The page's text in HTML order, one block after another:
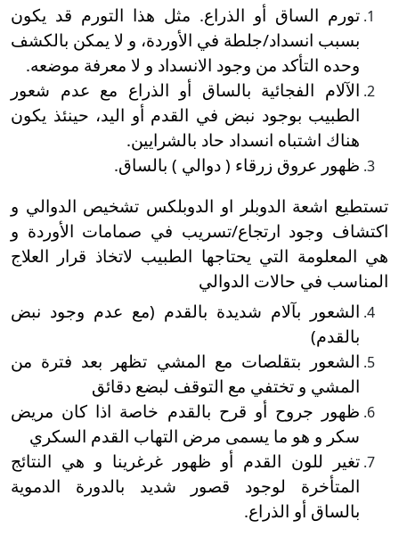
تورم الساق أو الذراع. مثل هذا التورم قد يكون
بسبب انسداد/جلطة في الأوردة، و لا يمكن بالكشف
وحده التأكد من وجود الانسداد و لا معرفة موضعه.
الآلام الفجائية بالساق أو الذراع مع عدم شعور
الطبيب بوجود نبض في القدم أو اليد، حينئذ يكون
هناك اشتباه انسداد حاد بالشرايين.
ظهور عروق زرقاء ( دوالي ) بالساق.
تستطيع اشعة الدوبلر او الدوبلكس تشخيص الدوالي و
اكتشاف وجود ارتجاع/تسريب في صمامات الأوردة و
هي المعلومة التي يحتاجها الطبيب لاتخاذ قرار العلاج
المناسب في حالات الدوالي
الشعور بآلام شديدة بالقدم (مع عدم وجود نبض
بالقدم)
الشعور بتقلصات مع المشي تظهر بعد فترة من
المشي و تختفي مع التوقف لبضع دقائق
ظهور جروح أو قرح بالقدم خاصة اذا كان مريض
سكر و هو ما يسمى مرض التهاب القدم السكري
تغير للون القدم أو ظهور غرغرينا و هي النتائج
المتأخرة لوجود قصور شديد بالدورة الدموية
بالساق أو الذراع.